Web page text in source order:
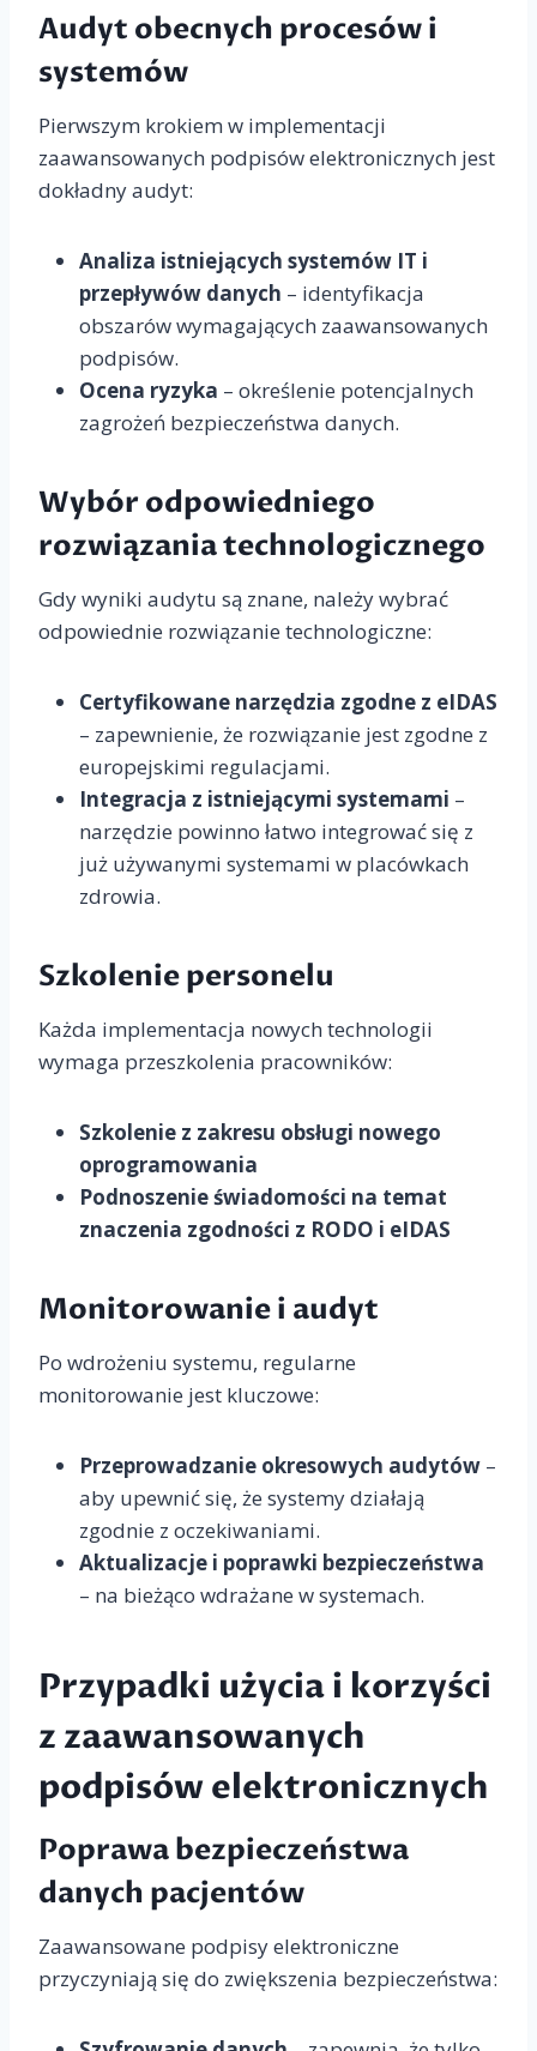
Audyt obecnych procesów i
systemów
Pierwszym krokiem w implementacji
zaawansowanych podpisów elektronicznych jest
dokładny audyt:
Analiza istniejących systemów IT i
przepływów danych – identyfikacja
obszarów wymagających zaawansowanych
podpisów.
Ocena ryzyka – określenie potencjalnych
zagrożeń bezpieczeństwa danych.
Wybór odpowiedniego
rozwiązania technologicznego
Gdy wyniki audytu są znane, należy wybrać
odpowiednie rozwiązanie technologiczne:
Certyfikowane narzędzia zgodne z eIDAS
– zapewnienie, że rozwiązanie jest zgodne z
europejskimi regulacjami.
Integracja z istniejącymi systemami –
narzędzie powinno łatwo integrować się z
już używanymi systemami w placówkach
zdrowia.
Szkolenie personelu
Każda implementacja nowych technologii
wymaga przeszkolenia pracowników:
Szkolenie z zakresu obsługi nowego
oprogramowania
Podnoszenie świadomości na temat
znaczenia zgodności z RODO i eIDAS
Monitorowanie i audyt
Po wdrożeniu systemu, regularne
monitorowanie jest kluczowe:
Przeprowadzanie okresowych audytów –
aby upewnić się, że systemy działają
zgodnie z oczekiwaniami.
Aktualizacje i poprawki bezpieczeństwa
– na bieżąco wdrażane w systemach.
Przypadki użycia i korzyści
z zaawansowanych
podpisów elektronicznych
Poprawa bezpieczeństwa
danych pacjentów
Zaawansowane podpisy elektroniczne
przyczyniają się do zwiększenia bezpieczeństwa: